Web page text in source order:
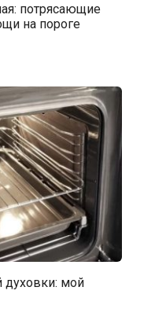
потрясающие
на пороге
духовки: мой